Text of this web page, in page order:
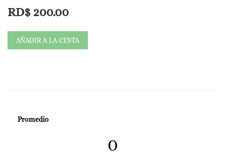
""mantequilla del bosque.
secas.
RD$ 200.00
AÑADIR A LA CESTA
Promedio
0